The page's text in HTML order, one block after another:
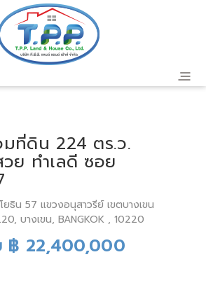
ที่ดิน 224 ตร.ว.
ย ทำเลดี ซอย
ธิน 57 แขวงอนุสาวรีย์ เขตบางเขน
บางเขน, BANGKOK , 10220
฿ 22,400,000